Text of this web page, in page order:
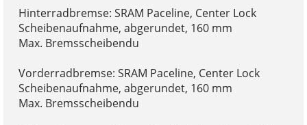
Hinterradbremse: SRAM Paceline, Center Lock
Scheibenaufnahme, abgerundet, 160 mm
Max. Bremsscheibendu
Vorderradbremse: SRAM Paceline, Center Lock
Scheibenaufnahme, abgerundet, 160 mm
Max. Bremsscheibendu